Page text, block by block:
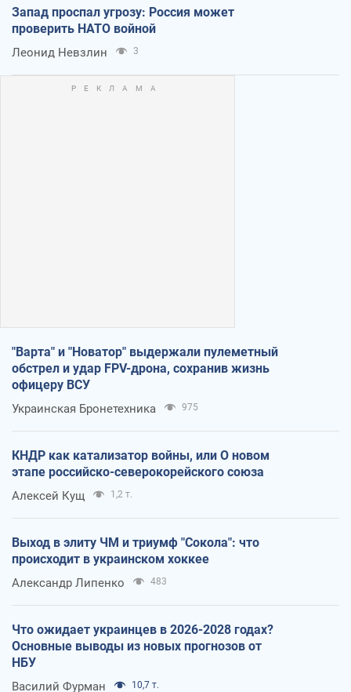
Запад проспал угрозу: Россия может
проверить НАТО войной
Леонид Невзлин 3
"Варта" и "Новатор" выдержали пулеметный
обстрел и удар FPV-дрона, сохранив жизнь
офицеру ВСУ
Украинская Бронетехника 975
КНДР как катализатор войны, или О новом
этапе российско-северокорейского союза
Алексей Кущ 1,2 т.
Выход в элиту ЧМ и триумф "Сокола": что
происходит в украинском хоккее
Александр Липенко 483
Что ожидает украинцев в 2026-2028 годах?
Основные выводы из новых прогнозов от
НБУ
Василий Фурман 10,7 т.